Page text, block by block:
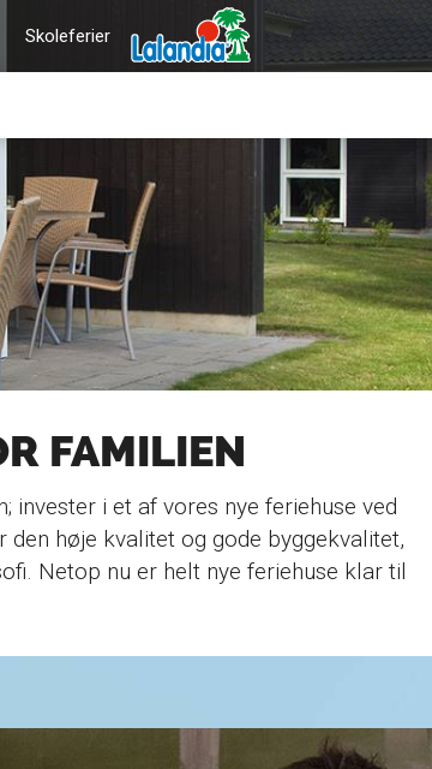
Skoleferier
FAMILIEN
i et af vores nye feriehuse ved
høje kvalitet og gode byggekvalitet,
Netop nu er helt nye feriehuse klar til